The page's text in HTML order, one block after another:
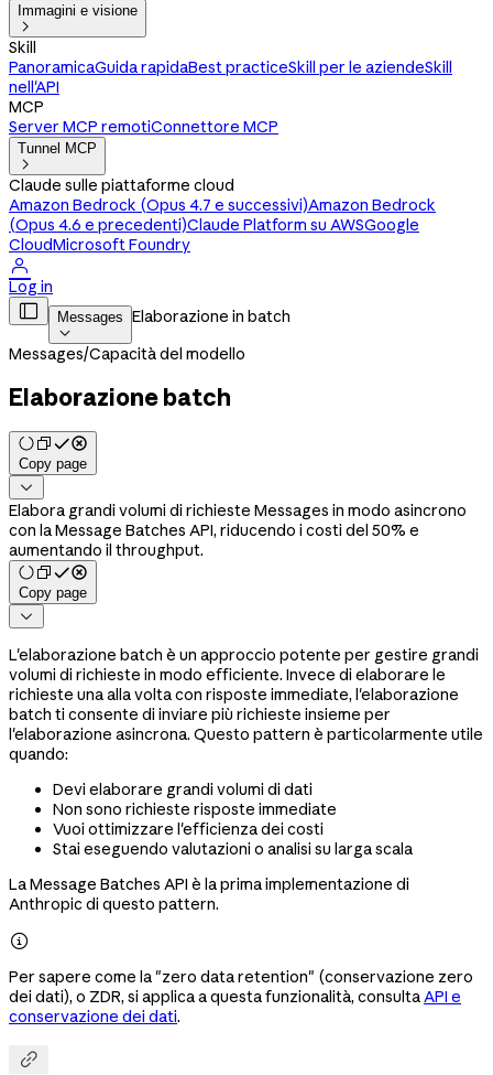
Immagini e visione

Skill
PanoramicaGuida rapidaBest practiceSkill per le aziendeSkill
nell'API
MCP
Server MCP remotiConnettore MCP
Tunnel MCP

Claude sulle piattaforme cloud
Amazon Bedrock (Opus 4.7 e successivi)Amazon Bedrock
(Opus 4.6 e precedenti)Claude Platform su AWSGoogle
CloudMicrosoft Foundry

Log in
 Messages

Elaborazione in batch
Messages/Capacità del modello
Elaborazione batch
Copy page

Elabora grandi volumi di richieste Messages in modo asincrono
con la Message Batches API, riducendo i costi del 50% e
aumentando il throughput.
Copy page

L'elaborazione batch è un approccio potente per gestire grandi
volumi di richieste in modo efficiente. Invece di elaborare le
richieste una alla volta con risposte immediate, l'elaborazione
batch ti consente di inviare più richieste insieme per
l'elaborazione asincrona. Questo pattern è particolarmente utile
quando:
Devi elaborare grandi volumi di dati
Non sono richieste risposte immediate
Vuoi ottimizzare l'efficienza dei costi
Stai eseguendo valutazioni o analisi su larga scala
La Message Batches API è la prima implementazione di
Anthropic di questo pattern.

Per sapere come la "zero data retention" (conservazione zero
dei dati), o ZDR, si applica a questa funzionalità, consultaAPI e
conservazione dei dati.
